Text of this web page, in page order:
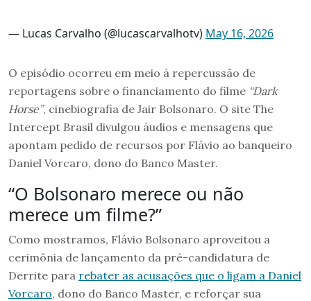
— Lucas Carvalho (@lucascarvalhotv) May 16, 2026
O episódio ocorreu em meio à repercussão de
reportagens sobre o financiamento do filme “Dark
Horse”, cinebiografia de Jair Bolsonaro. O site The
Intercept Brasil divulgou áudios e mensagens que
apontam pedido de recursos por Flávio ao banqueiro
Daniel Vorcaro, dono do Banco Master.
“O Bolsonaro merece ou não
merece um filme?”
Como mostramos, Flávio Bolsonaro aproveitou a
cerimônia de lançamento da pré-candidatura de
Derrite para rebater as acusações que o ligam a Daniel
Vorcaro, dono do Banco Master, e reforçar sua